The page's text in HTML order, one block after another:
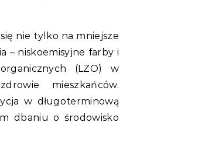
nie tylko na mniejsze
– niskoemisyjne farby i
(LZO) w
mieszkańców.
w długoterminową
dbaniu o środowisko